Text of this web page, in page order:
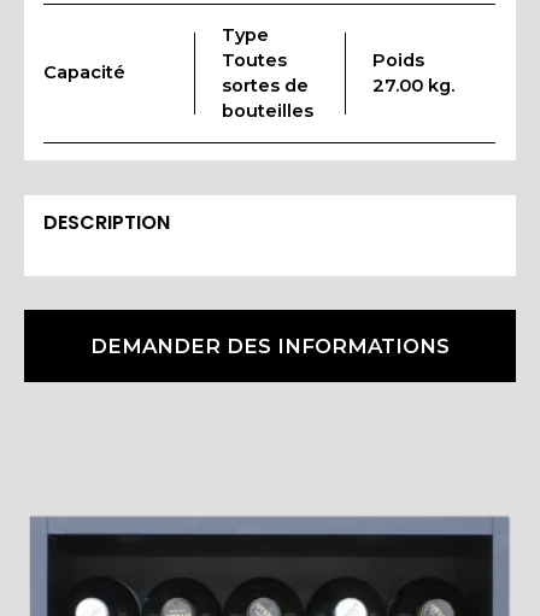
Capacité
Type
Toutes
sortes de
bouteilles
Poids
27.00 kg.
DESCRIPTION
DEMANDER DES INFORMATIONS